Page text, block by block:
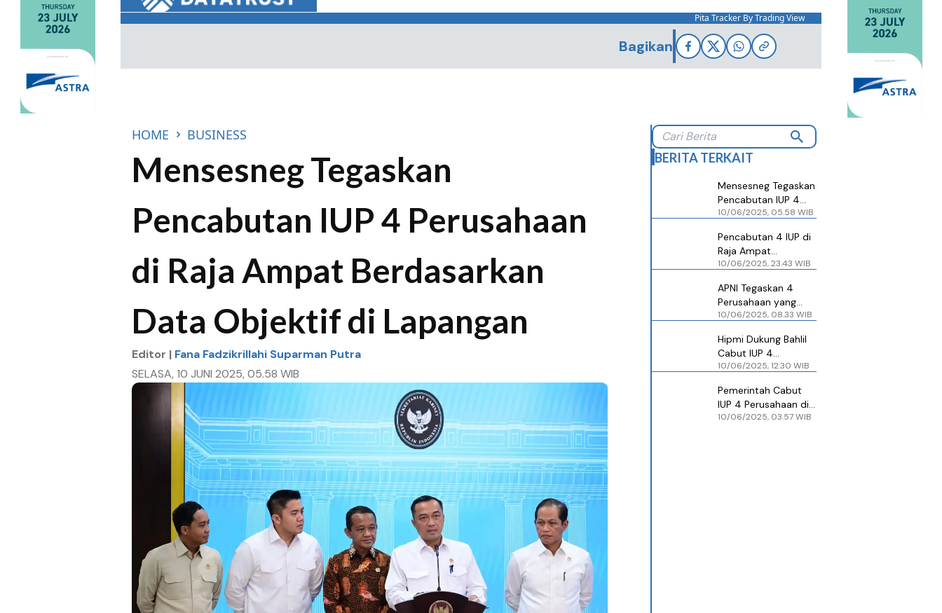
Pita Tracker By Trading View
Bagikan
HOME BUSINESS
Mensesneg Tegaskan
Pencabutan IUP 4 Perusahaan
di Raja Ampat Berdasarkan
Data Objektif di Lapangan
Editor | Fana Fadzikrillahi Suparman Putra
SELASA, 10 JUNI 2025, 05.58 WIB
BERITA TERKAIT
Mensesneg Tegaskan
Pencabutan IUP 4
Perusahaan di Raja
Data Objektif di
Lapangan
10/06/2025, 05.58 WIB
Pencabutan 4 IUP di
Raja Ampat
Diapresiasi, tetapi
untuk Pemerintah
10/06/2025, 23.43 WIB
APNI Tegaskan 4
Perusahaan yang
IUP-nya Dicabut di
Anggotanya
10/06/2025, 08.33 WIB
Hipmi Dukung Bahlil
Cabut IUP 4
Perusahaan Tambang
10/06/2025, 12.30 WIB
Pemerintah Cabut
IUP 4 Perusahaan di
Raja Ampat
10/06/2025, 03.57 WIB